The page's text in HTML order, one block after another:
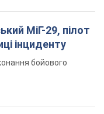
МіГ-29, пілот
інциденту
бойового